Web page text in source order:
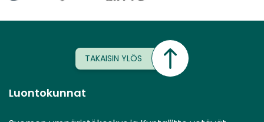
TAKAISIN YLÖS
Luontokunnat